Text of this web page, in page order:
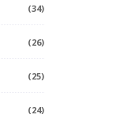
(34)
(26)
(25)
(24)